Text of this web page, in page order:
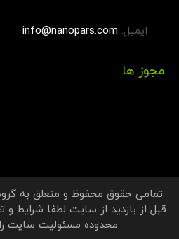
ایمیل: info@nanopars.com
مجوز ها
تمامی حقوق محفوظ و متعلق به
قبل از بازدید از سایت لطفا شرایط و
محدوده مسئولیت سایت